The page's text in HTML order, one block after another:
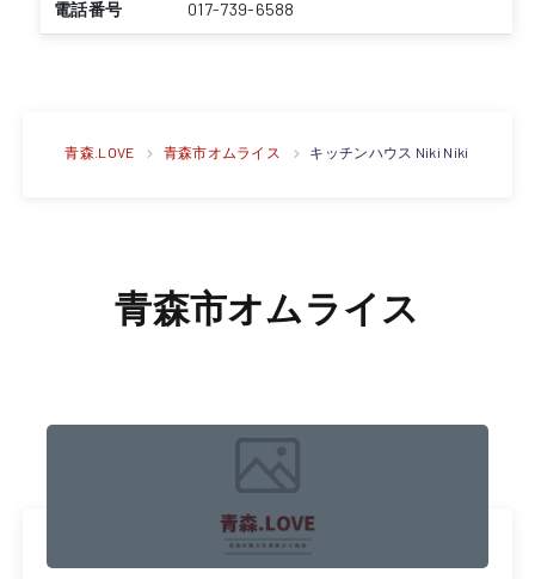
電話番号 017-739-6588
青森.LOVE 青森市オムライス キッチンハウス Niki Niki
青森市オムライス